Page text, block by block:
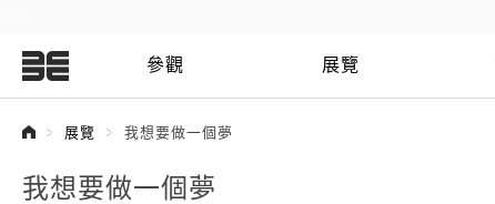
參觀 展覽
展覽 我想要做一個夢
我想要做一個夢